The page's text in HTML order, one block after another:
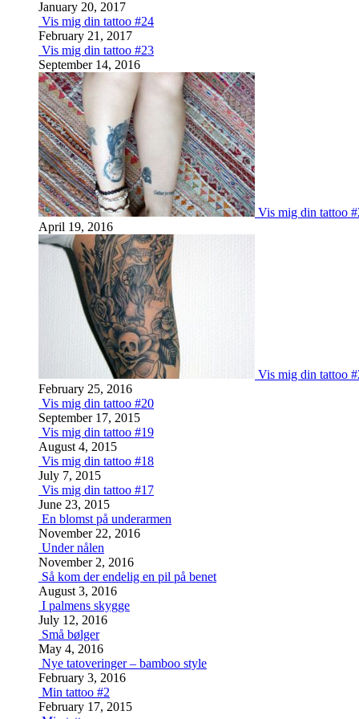
January 20, 2017
Vis mig din tattoo #24
February 21, 2017
Vis mig din tattoo #23
September 14, 2016
Vis mig din tattoo
April 19, 2016
Vis mig din tattoo
February 25, 2016
Vis mig din tattoo #20
September 17, 2015
Vis mig din tattoo #19
August 4, 2015
Vis mig din tattoo #18
July 7, 2015
Vis mig din tattoo #17
June 23, 2015
En blomst på underarmen
November 22, 2016
Under nålen
November 2, 2016
Så kom der endelig en pil på benet
August 3, 2016
I palmens skygge
July 12, 2016
Små bølger
May 4, 2016
Nye tatoveringer – bamboo style
February 3, 2016
Min tattoo #2
February 17, 2015